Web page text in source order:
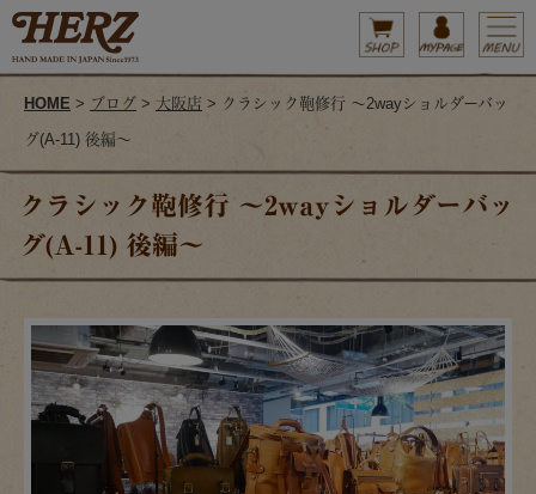
HOME > ブログ > 大阪店 > クラシック鞄修行 ～2wayショルダーバッ
グ(A-11) 後編～
クラシック鞄修行 ～2wayショルダーバッ
グ(A-11) 後編～